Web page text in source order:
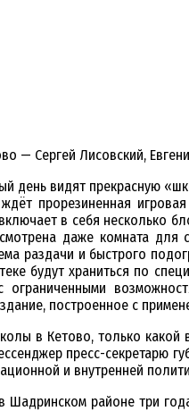
— Сергей Лисовский,
день видят прекрасную
прорезиненная
в себя
даже комната
раздачи и быстрого
будут храниться по
построенное с
в Кетово, только какой
пресс-секретарю
и внутренней
Шадринском районе три